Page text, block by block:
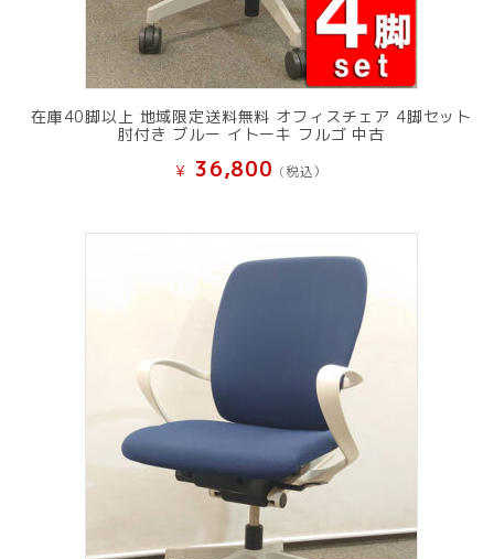
在庫40脚以上 地域限定送料無料 オフィスチェア 4脚セット
肘付き ブルー イトーキ フルゴ 中古
¥ 36,800 (税込）